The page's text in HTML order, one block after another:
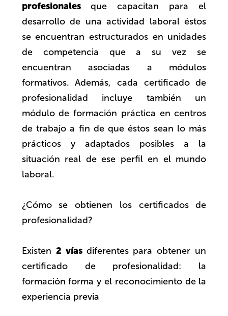
profesionales que capacitan para el
desarrollo de una actividad laboral éstos
se encuentran estructurados en unidades
de competencia que a su vez se
encuentran asociadas a módulos
formativos. Además, cada certificado de
profesionalidad incluye también un
módulo de formación práctica en centros
de trabajo a fin de que éstos sean lo más
prácticos y adaptados posibles a la
situación real de ese perfil en el mundo
laboral.
¿Cómo se obtienen los certificados de
profesionalidad?
Existen 2 vías diferentes para obtener un
certificado de profesionalidad: la
formación forma y el reconocimiento de la
experiencia previa